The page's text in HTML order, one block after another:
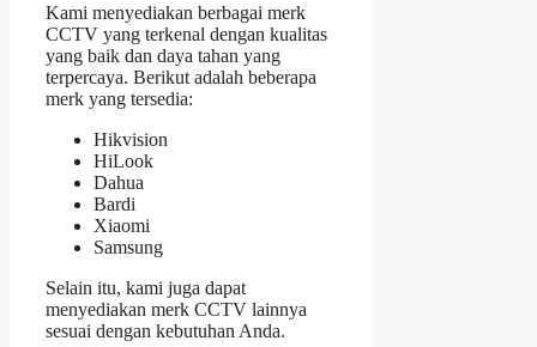
Kami menyediakan berbagai merk
CCTV yang terkenal dengan kualitas
yang baik dan daya tahan yang
terpercaya. Berikut adalah beberapa
merk yang tersedia:
Hikvision
HiLook
Dahua
Bardi
Xiaomi
Samsung
Selain itu, kami juga dapat
menyediakan merk CCTV lainnya
sesuai dengan kebutuhan Anda.